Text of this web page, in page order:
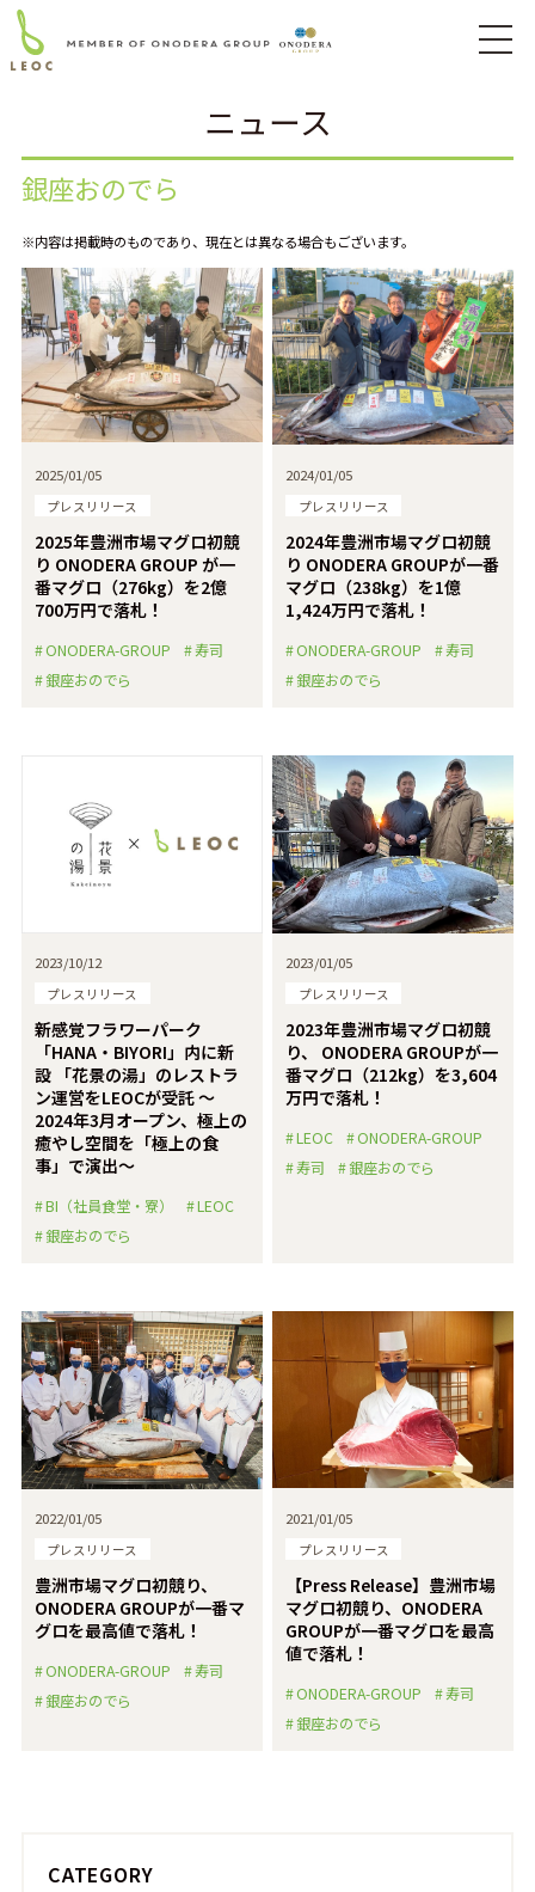
ニュース
銀座おのでら
※内容は掲載時のものであり、現在とは異なる場合もございます。
2025/01/05
プレスリリース
2025年豊洲市場マグロ初競
り ONODERA GROUP が一
番マグロ（276kg）を2億
700万円で落札！
ONODERA-GROUP
寿司
銀座おのでら
2024/01/05
プレスリリース
2024年豊洲市場マグロ初競
り ONODERA GROUPが一番
マグロ（238kg）を1億
1,424万円で落札！
ONODERA-GROUP
寿司
銀座おのでら
2023/10/12
プレスリリース
新感覚フラワーパーク
「HANA・BIYORI」内に新
設 「花景の湯」のレストラ
ン運営をLEOCが受託 ～
2024年3月オープン、極上の
癒やし空間を「極上の食
事」で演出～
BI（社員食堂・寮）
LEOC
銀座おのでら
2023/01/05
プレスリリース
2023年豊洲市場マグロ初競
り、 ONODERA GROUPが一
番マグロ（212kg）を3,604
万円で落札！
LEOC
ONODERA-GROUP
寿司
銀座おのでら
2022/01/05
プレスリリース
豊洲市場マグロ初競り、
ONODERA GROUPが一番マ
グロを最高値で落札！
ONODERA-GROUP
寿司
銀座おのでら
2021/01/05
プレスリリース
【Press Release】豊洲市場
マグロ初競り、ONODERA
GROUPが一番マグロを最高
値で落札！
ONODERA-GROUP
寿司
銀座おのでら
CATEGORY